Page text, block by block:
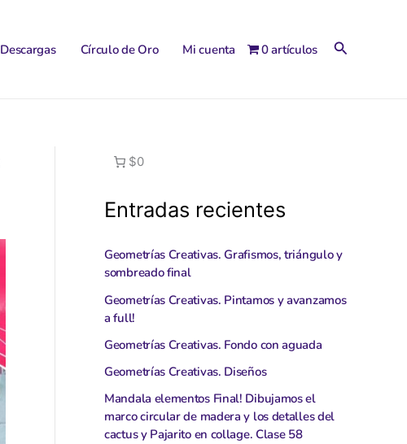
Descargas Círculo de Oro Mi cuenta 0 artículos Buscar
$0
Entradas recientes
Geometrías Creativas. Grafismos, triángulo y
sombreado final
Geometrías Creativas. Pintamos y avanzamos
a full!
Geometrías Creativas. Fondo con aguada
Geometrías Creativas. Diseños
Mandala elementos Final! Dibujamos el
marco circular de madera y los detalles del
cactus y Pajarito en collage. Clase 58